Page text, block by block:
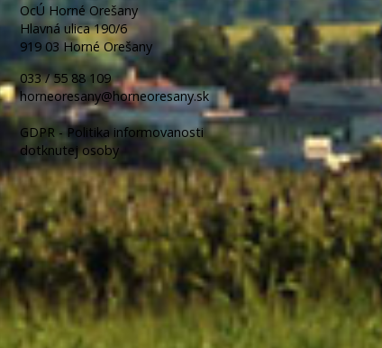
OcÚ Horné Orešany
Hlavná ulica 190/6
919 03 Horné Orešany
033 / 55 88 109
horneoresany@horneoresany.sk
GDPR - Politika informovanosti
dotknutej osoby